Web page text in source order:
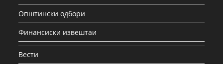
Општински одбори
Финансиски извештаи
Вести